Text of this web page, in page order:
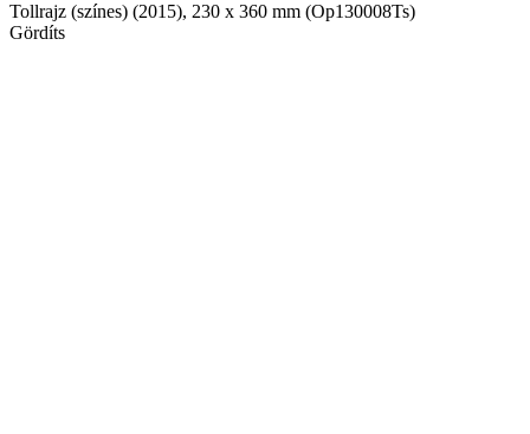
Tollrajz (színes) (2015), 230 x 360 mm (Op130008Ts)
Gördíts